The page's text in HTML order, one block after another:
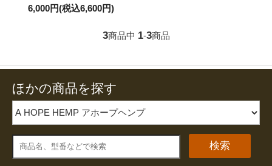
6,000円(税込6,600円)
3商品中 1-3商品
ほかの商品を探す
検索